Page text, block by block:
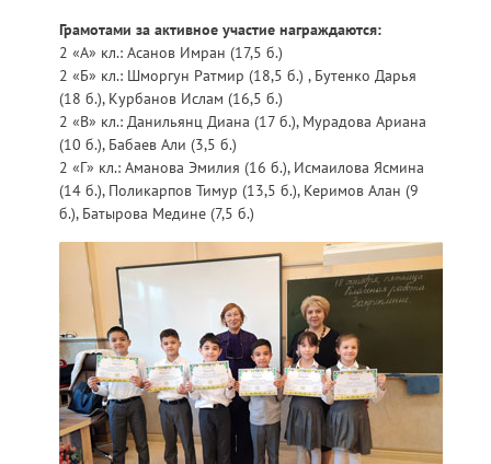
Грамотами за активное участие награждаются:
2 «А» кл.: Асанов Имран (17,5 б.)
2 «Б» кл.: Шморгун Ратмир (18,5 б.) , Бутенко Дарья
(18 б.), Курбанов Ислам (16,5 б.)
2 «В» кл.: Данильянц Диана (17 б.), Мурадова Ариана
(10 б.), Бабаев Али (3,5 б.)
2 «Г» кл.: Аманова Эмилия (16 б.), Исмаилова Ясмина
(14 б.), Поликарпов Тимур (13,5 б.), Керимов Алан (9
б.), Батырова Медине (7,5 б.)